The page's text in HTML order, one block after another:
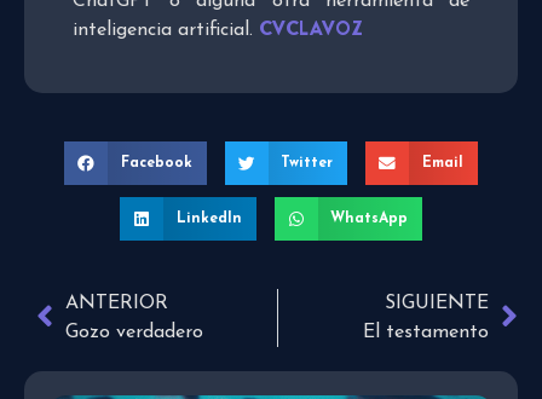
inteligencia artificial. CVCLAVOZ
Facebook Twitter Email
LinkedIn WhatsApp
ANTERIOR
Gozo verdadero
SIGUIENTE
El testamento